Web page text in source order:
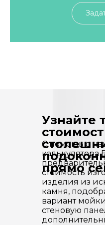
С помощью
калькулятора
стоимость
изделия из
камня,
вариант
стеновую
Узнайте
прямо